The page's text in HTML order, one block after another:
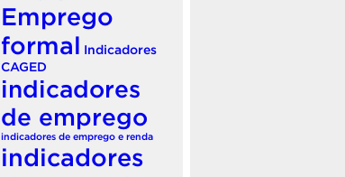
Emprego
formal Indicadores
CAGED
indicadores
de emprego
indicadores de emprego e renda
indicadores